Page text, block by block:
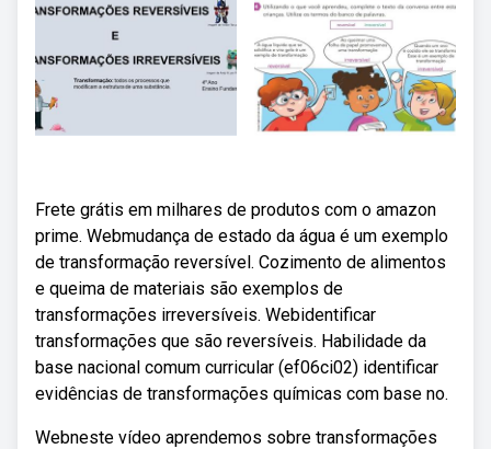
Frete grátis em milhares de produtos com o amazon
prime. Webmudança de estado da água é um exemplo
de transformação reversível. Cozimento de alimentos
e queima de materiais são exemplos de
transformações irreversíveis. Webidentificar
transformações que são reversíveis. Habilidade da
base nacional comum curricular (ef06ci02) identificar
evidências de transformações químicas com base no.
Webneste vídeo aprendemos sobre transformações